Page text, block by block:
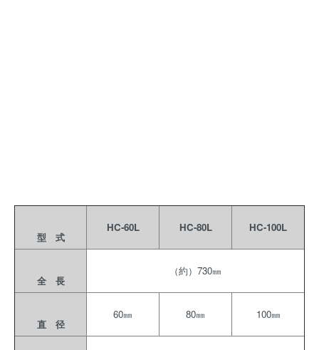
型 式
HC-60L HC-80L HC-100L
全 長
（約）730㎜
直 径
60㎜ 80㎜ 100㎜